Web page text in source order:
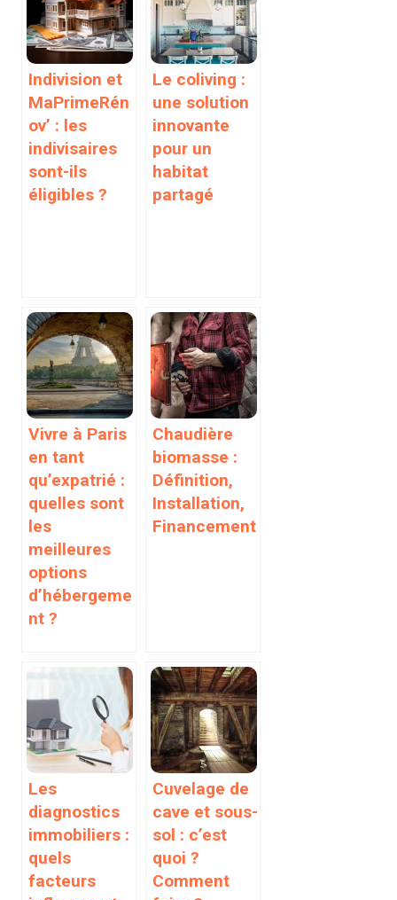
Indivision et
MaPrimeRén
ov’ : les
indivisaires
sont-ils
éligibles ?
Le coliving :
une solution
innovante
pour un
habitat
partagé
Vivre à Paris
en tant
qu’expatrié :
quelles sont
les
meilleures
options
d’hébergeme
nt ?
Chaudière
biomasse :
Définition,
Installation,
Financement
Les
diagnostics
immobiliers :
quels
facteurs
Cuvelage de
cave et sous-
sol : c’est
quoi ?
Comment